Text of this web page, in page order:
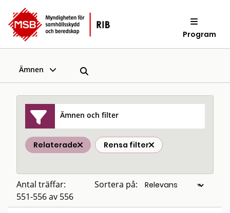
Program
Ämnen
Ämnen och filter
Relaterade Rensa filter
Antal träffar:
551-556 av 556
Sortera på: